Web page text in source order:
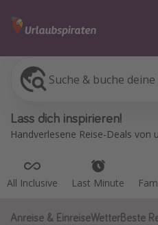
Suche & buche
Lass dich inspirieren!
Handverlesene Reise-Deals von
All Inclusive Last Minute
All Inclusive
Flüge
Pauschalreisen
Anreise & EinreiseWetterBeste